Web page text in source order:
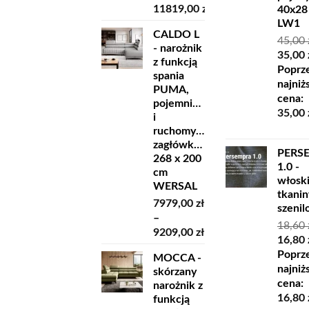
11819,00 zł
cen:
od
10229,00 zł
do
11819,00 zł
CALDO L
- narożnik
z funkcją
spania
PUMA,
pojemnikiem
i
ruchomymi
zagłówkami
268 x 200
cm
WERSAL
7979,00 zł
–
9209,00 złZakres
MOCCA -
skórzany
narożnik z
funkcją
40x28
LW1
45,00
cena
45,00
35,00
cena:
35,00
1.0 -
18,60
cena
18,60
16,80
cena:
16,80